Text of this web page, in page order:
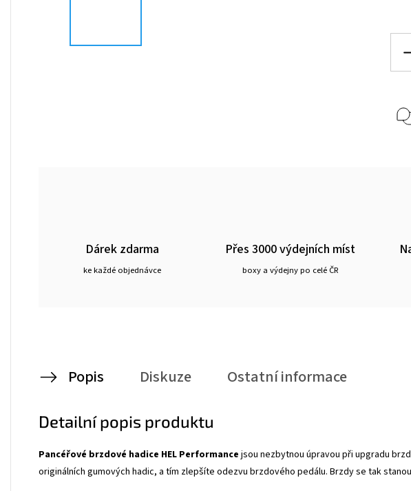
Dárek zdarma
ke každé objednávce
Přes 3000 výdejních míst
boxy a výdejny po celé ČR
Popis Diskuze Ostatní informace
Detailní popis produktu
Pancéřové brzdové hadice HEL Performance jsou nezbytnou úpravou při upgradu
originálních gumových hadic, a tím zlepšíte odezvu brzdového pedálu. Brzdy se tak